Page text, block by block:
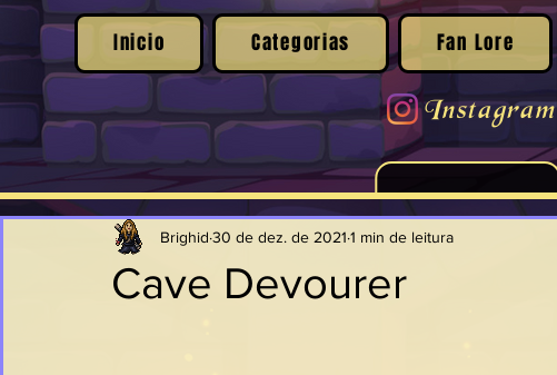
Inicio Categorias Fan Lore
Instagram
Cave Devourer
Brighid 30 de dez. de 2021 1 min de leitura